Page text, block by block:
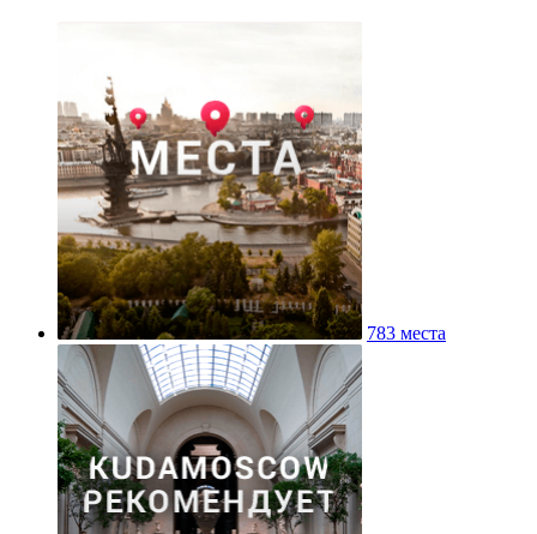
783 места